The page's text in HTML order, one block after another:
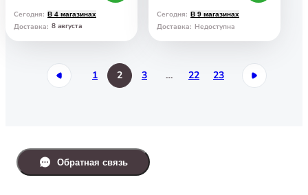
Сегодня: В 4 магазинах
Доставка: 8 августа
Сегодня: В 9 магазинах
Доставка: Недоступна
1 2 3 … 22 23
Обратная связь